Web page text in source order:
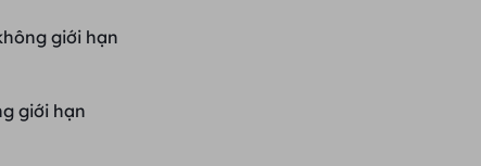
giới hạn
giới hạn